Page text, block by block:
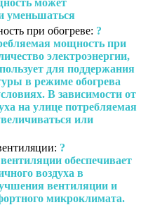
уменьшаться
при обогреве: ?
мощность при
электроэнергии,
для поддержания
в режиме обогрева
В зависимости от
на улице потребляемая
или
?
обеспечивает
воздуха в
вентиляции и
микроклимата.